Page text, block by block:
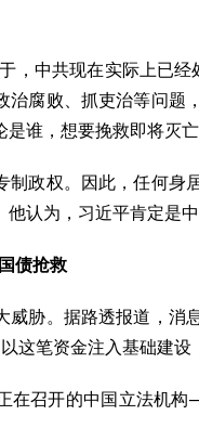
，中共现在实际上已
治腐败、抓吏治等问题
谁，想要挽救即将灭
制政权。因此，任何身
认为，习近平肯定是中
债抢救
威胁。据路透报道，消
这笔资金注入基础建设
在召开的中国立法机